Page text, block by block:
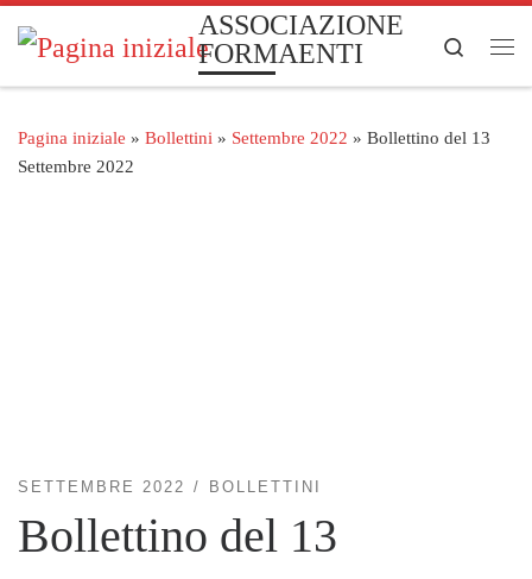
Passa al contenuto
ASSOCIAZIONE
FORMAENTI
Search
Pagina iniziale » Bollettini » Settembre 2022 » Bollettino del 13
Settembre 2022
SETTEMBRE 2022 BOLLETTINI
Bollettino del 13